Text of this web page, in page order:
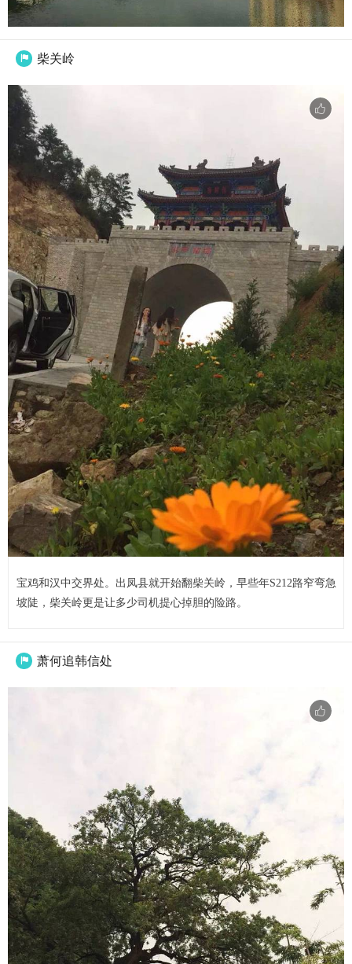
 柴关岭
宝鸡和汉中交界处。出凤县就开始翻柴关岭，早些年S212路窄弯急
坡陡，柴关岭更是让多少司机提心掉胆的险路。
 萧何追韩信处